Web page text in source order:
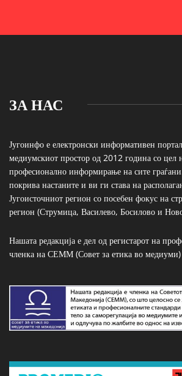
ЗА НАС
Југоинфо е електронски информативен
медиумскиот простор од 2012 година со цел
професионално информирање на сите
покрива настаните и ви ги става на
Југоисточниот регион со посебен фокус на
регион (Струмица, Василево, Босилово и
Нашата редакција е дел од регистарот на
членка на СЕММ (Совет за етика во медиуми)